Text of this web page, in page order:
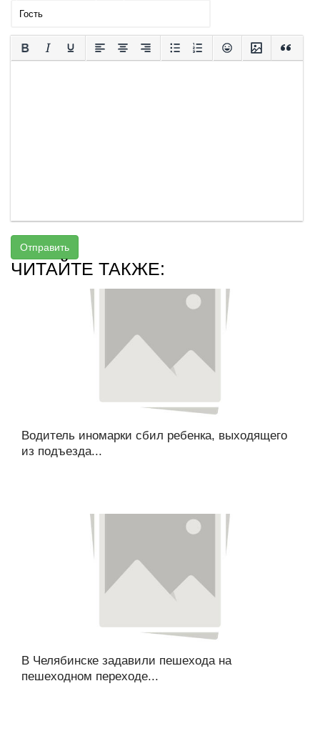
Отправить
ЧИТАЙТЕ ТАКЖЕ:
Водитель иномарки сбил ребенка, выходящего
из подъезда...
В Челябинске задавили пешехода на
пешеходном переходе...